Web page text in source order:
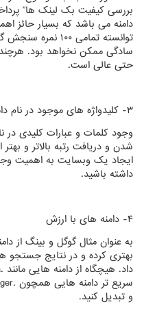
بررسی کیفیت بک لینک ها”
دامنه می باشد که بسیار حائز
توانسته تمامی
حتی عالی است.
۳- کلیدواژه های موجود در نام
وجود کلمات و عبارات کلیدی در
شدن و دریافت رتبه بالاتر و
ایجاد یک وبسایت به اهمیت
داشته باشید.
۴- دامنه های با ارزش
به عنوان مثال گوگل و بینگ از
بهتری کرده و در نتایج جستجو
داد. هیچگاه از دامنه هایی مانند.asia
سریع تر دامنه هایی همچون.blogger
و تبدیل کنید.